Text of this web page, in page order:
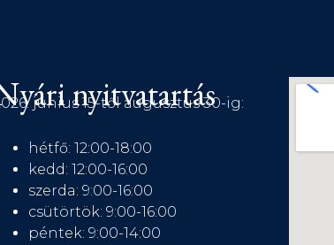
nyitvatartás
június 15-től augusztus 30-ig:
hétfő: 12:00-18:00
kedd: 12:00-16:00
szerda: 9:00-16:00
csütörtök: 9:00-16:00
péntek: 9:00-14:00